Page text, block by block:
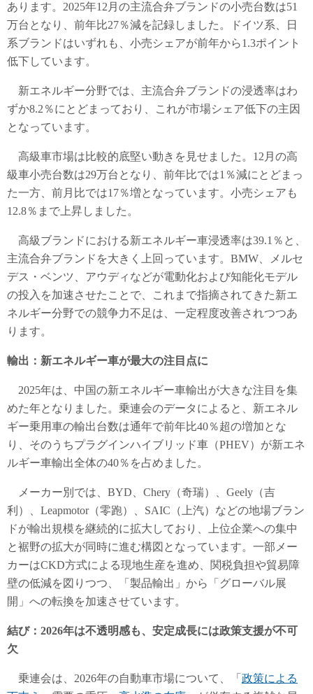
あります。2025年12月の主流合弁ブランドの小売台数は51
万台となり、前年比27％減を記録しました。ドイツ系、日
系ブランドはいずれも、小売シェアが前年から1.3ポイント
低下しています。
新エネルギー分野では、主流合弁ブランドの浸透率はわ
ずか8.2％にとどまっており、これが市場シェア低下の主因
となっています。
高級車市場は比較的底堅い動きを見せました。12月の高
級車小売台数は29万台となり、前年比では1％減にとどまっ
た一方、前月比では17％増となっています。小売シェアも
12.8％まで上昇しました。
高級ブランドにおける新エネルギー車浸透率は39.1％と、
主流合弁ブランドを大きく上回っています。BMW、メルセ
デス・ベンツ、アウディなどが電動化および知能化モデル
の投入を加速させたことで、これまで指摘されてきた新エ
ネルギー分野での競争力不足は、一定程度改善されつつあ
ります。
輸出：新エネルギー車が最大の注目点に
2025年は、中国の新エネルギー車輸出が大きな注目を集
めた年となりました。乗連会のデータによると、新エネル
ギー乗用車の輸出台数は通年で前年比40％超の増加とな
り、そのうちプラグインハイブリッド車（PHEV）が新エネ
ルギー車輸出全体の40％を占めました。
メーカー別では、BYD、Chery（奇瑞）、Geely（吉
利）、Leapmotor（零跑）、SAIC（上汽）などの地場ブラン
ドが輸出規模を継続的に拡大しており、上位企業への集中
と裾野の拡大が同時に進む構図となっています。一部メー
カーはCKD方式による現地生産を進め、関税負担や貿易障
壁の低減を図りつつ、「製品輸出」から「グローバル展
開」への転換を加速させています。
結び：2026年は不透明感も、安定成長には政策支援が不可
欠
乗連会は、2026年の自動車市場について、「 政策による